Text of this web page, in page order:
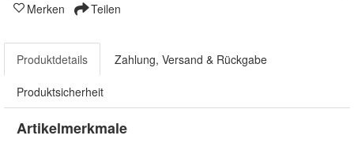
Merken Teilen
Produktdetails Zahlung, Versand & Rückgabe
Produktsicherheit
Artikelmerkmale